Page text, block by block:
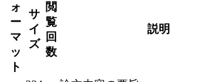
ォ
ー
マ
ッ
ト
サ
イ
ズ
閲
覧
回
数
説明